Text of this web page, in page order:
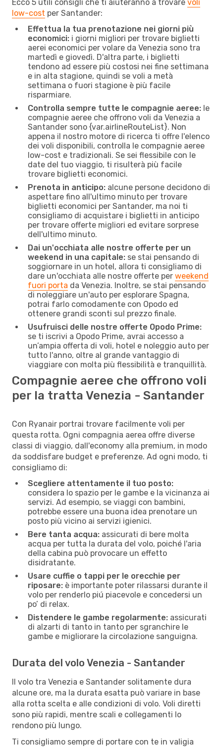
Ecco 5 utili consigli che ti aiuteranno a trovare voli
low-cost per Santander:
Effettua la tua prenotazione nei giorni più
economici: i giorni migliori per trovare biglietti
aerei economici per volare da Venezia sono tra
martedì e giovedì. D'altra parte, i biglietti
tendono ad essere più costosi nei fine settimana
e in alta stagione, quindi se voli a metà
settimana o fuori stagione è più facile
risparmiare.
Controlla sempre tutte le compagnie aeree: le
compagnie aeree che offrono voli da Venezia a
Santander sono {​var.airlineRouteList}. Non
appena il nostro motore di ricerca ti offre l'elenco
dei voli disponibili, controlla le compagnie aeree
low-cost e tradizionali. Se sei flessibile con le
date del tuo viaggio, ti risulterà più facile
trovare biglietti economici.
Prenota in anticipo: alcune persone decidono di
aspettare fino all'ultimo minuto per trovare
biglietti economici per Santander, ma noi ti
consigliamo di acquistare i biglietti in anticipo
per trovare offerte migliori ed evitare sorprese
dell'ultimo minuto.
Dai un'occhiata alle nostre offerte per un
weekend in una capitale: se stai pensando di
soggiornare in un hotel, allora ti consigliamo di
dare un'occhiata alle nostre offerte per weekend
fuori porta da Venezia. Inoltre, se stai pensando
di noleggiare un'auto per esplorare Spagna,
potrai farlo comodamente con Opodo ed
ottenere grandi sconti sul prezzo finale.
Usufruisci delle nostre offerte Opodo Prime:
se ti iscrivi a Opodo Prime, avrai accesso a
un’ampia offerta di voli, hotel e noleggio auto per
tutto l'anno, oltre al grande vantaggio di
viaggiare con molta più flessibilità e tranquillità.
Compagnie aeree che offrono voli
per la tratta Venezia - Santander
Con Ryanair portrai trovare facilmente voli per
questa rotta. Ogni compagnia aerea offre diverse
classi di viaggio, dall'economy alla premium, in modo
da soddisfare budget e preferenze. Ad ogni modo, ti
consigliamo di:
Scegliere attentamente il tuo posto:
considera lo spazio per le gambe e la vicinanza ai
servizi. Ad esempio, se viaggi con bambini,
potrebbe essere una buona idea prenotare un
posto più vicino ai servizi igienici.
Bere tanta acqua: assicurati di bere molta
acqua per tutta la durata del volo, poiché l'aria
della cabina può provocare un effetto
disidratante.
Usare cuffie o tappi per le orecchie per
riposare: è importante poter rilassarsi durante il
volo per renderlo piú piacevole e concedersi un
po’ di relax.
Distendere le gambe regolarmente: assicurati
di alzarti di tanto in tanto per sgranchire le
gambe e migliorare la circolazione sanguigna.
Durata del volo Venezia - Santander
Il volo tra Venezia e Santander solitamente dura
alcune ore, ma la durata esatta può variare in base
alla rotta scelta e alle condizioni di volo. Voli diretti
sono più rapidi, mentre scali e collegamenti lo
rendono più lungo.
Ti consigliamo sempre di portare con te in valigia